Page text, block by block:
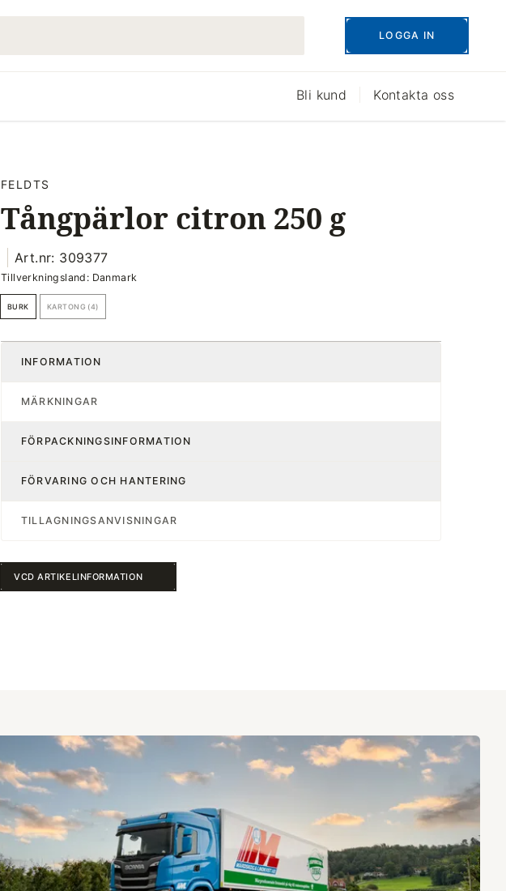
LOGGA IN
Bli kund Kontakta oss
FELDTS
Tångpärlor citron 250 g
Art.nr: 309377
Tillverkningsland: Danmark
BURK KARTONG (4)
INFORMATION
MÄRKNINGAR
FÖRPACKNINGSINFORMATION
FÖRVARING OCH HANTERING
TILLAGNINGSANVISNINGAR
VCD ARTIKELINFORMATION